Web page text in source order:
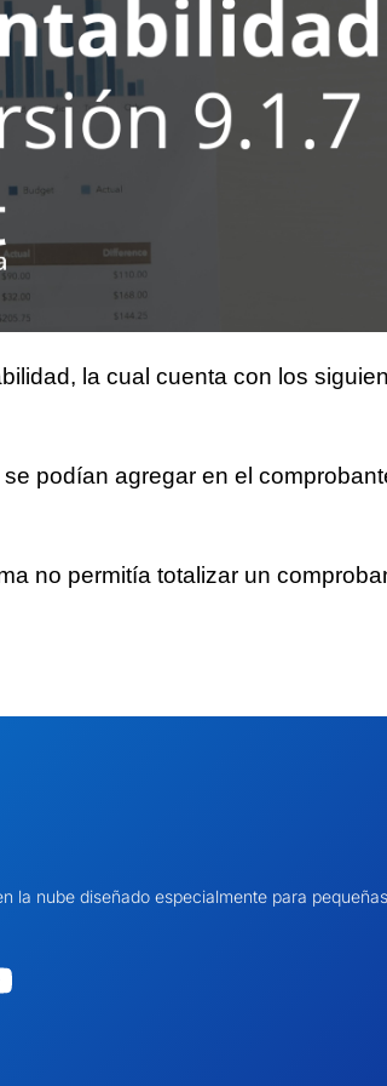
la cual cuenta con los
podían agregar en el
no permitía totalizar un
nube diseñado especialmente para